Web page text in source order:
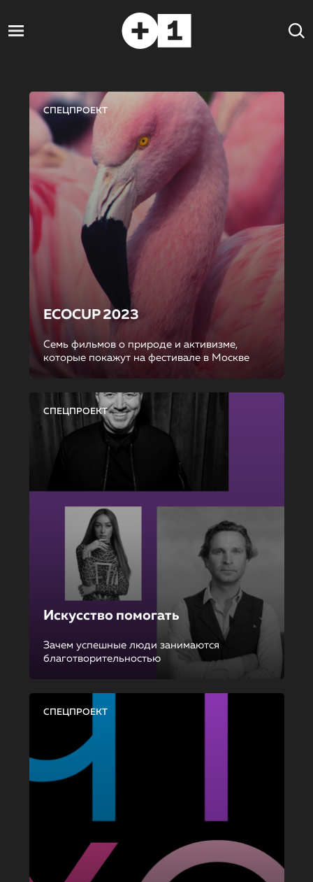
СПЕЦПРОЕКТ
ECOCUP 2023
Семь фильмов о природе и активизме,
которые покажут на фестивале в Москве
СПЕЦПРОЕКТ
Искусство помогать
Зачем успешные люди занимаются
благотворительностью
СПЕЦПРОЕКТ